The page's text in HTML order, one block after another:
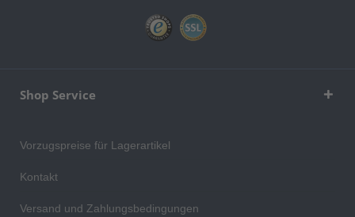
Shop Service
Vorzugspreise für Lagerartikel
Kontakt
Versand und Zahlungsbedingungen